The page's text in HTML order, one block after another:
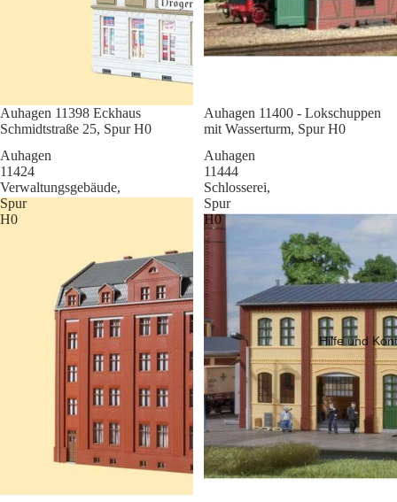
Hilfe und
Sale
Auhagen 11398 Eckhaus
Schmidtstraße 25, Spur H0
Sale
Auhagen 11400 - Lokschuppen
mit Wasserturm, Spur H0
Auhagen
11424
Verwaltungsgebäude,
Spur
H0
Auhagen
11444
Schlosserei,
Spur
H0